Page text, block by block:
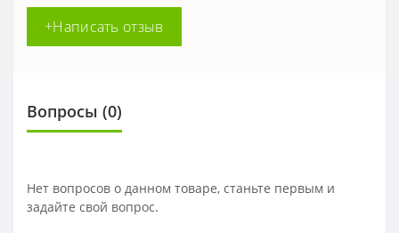
+Написать отзыв
Вопросы (0)
Нет вопросов о данном товаре, станьте первым и
задайте свой вопрос.